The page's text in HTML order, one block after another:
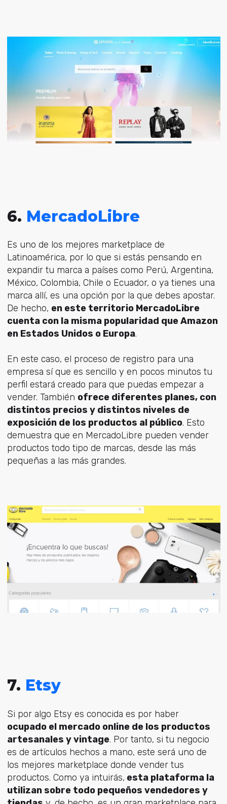
6. MercadoLibre
Es uno de los mejores marketplace de
Latinoamérica, por lo que si estás pensando en
expandir tu marca a países como Perú, Argentina,
México, Colombia, Chile o Ecuador, o ya tienes una
marca allí, es una opción por la que debes apostar.
De hecho, en este territorio MercadoLibre
cuenta con la misma popularidad que Amazon
en Estados Unidos o Europa.
En este caso, el proceso de registro para una
empresa sí que es sencillo y en pocos minutos tu
perfil estará creado para que puedas empezar a
vender. También ofrece diferentes planes, con
distintos precios y distintos niveles de
exposición de los productos al público. Esto
demuestra que en MercadoLibre pueden vender
productos todo tipo de marcas, desde las más
pequeñas a las más grandes.
7. Etsy
Si por algo Etsy es conocida es por haber
ocupado el mercado online de los productos
artesanales y vintage. Por tanto, si tu negocio
es de artículos hechos a mano, este será uno de
los mejores marketplace donde vender tus
productos. Como ya intuirás, esta plataforma la
utilizan sobre todo pequeños vendedores y